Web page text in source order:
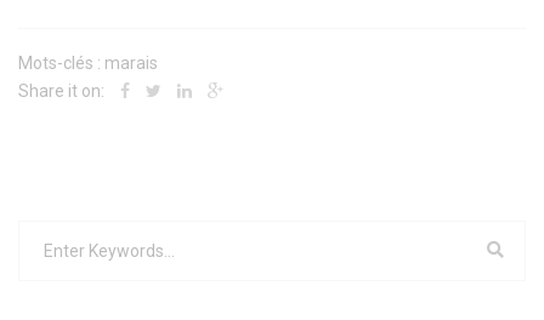
Mots-clés : marais
Share it on: